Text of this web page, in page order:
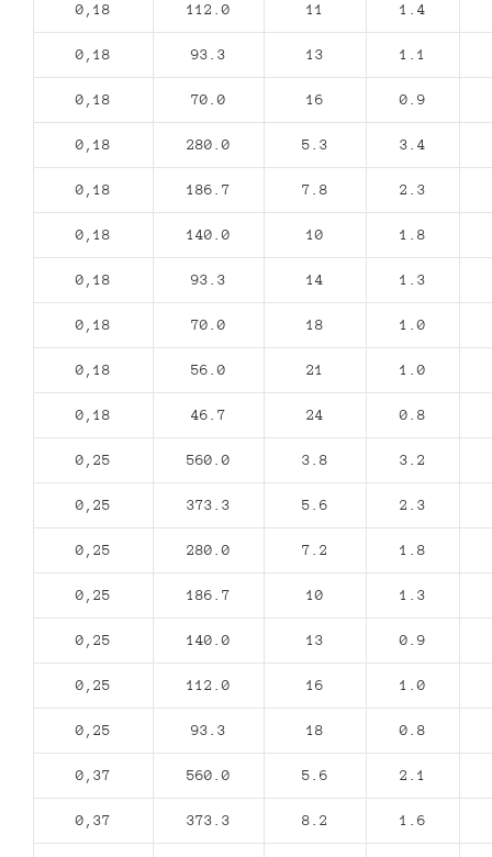
0,18 112.0 11 1.4
0,18 93.3 13 1.1
0,18 70.0 16 0.9
0,18 280.0 5.3 3.4
0,18 186.7 7.8 2.3
0,18 140.0 10 1.8
0,18 93.3 14 1.3
0,18 70.0 18 1.0
0,18 56.0 21 1.0
0,18 46.7 24 0.8
0,25 560.0 3.8 3.2
0,25 373.3 5.6 2.3
0,25 280.0 7.2 1.8
0,25 186.7 10 1.3
0,25 140.0 13 0.9
0,25 112.0 16 1.0
0,25 93.3 18 0.8
0,37 560.0 5.6 2.1
0,37 373.3 8.2 1.6